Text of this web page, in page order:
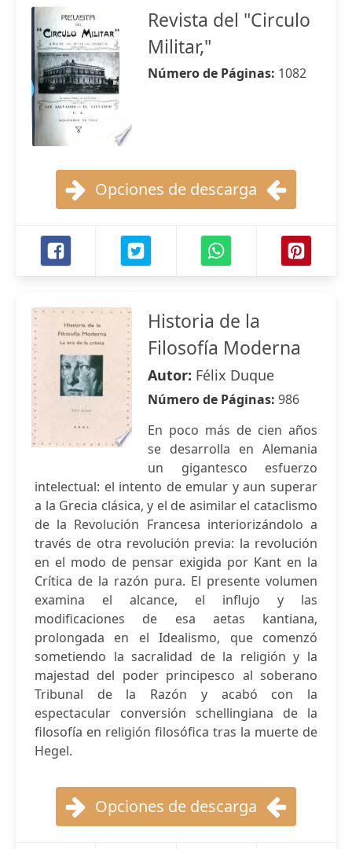
Revista del "Circulo
Militar,"
Número de Páginas: 1082
Opciones de descarga
Historia de la
Filosofía Moderna
Autor: Félix Duque
Número de Páginas: 986
En poco más de cien años
se desarrolla en Alemania
un gigantesco esfuerzo
intelectual: el intento de emular y aun superar
a la Grecia clásica, y el de asimilar el cataclismo
de la Revolución Francesa interiorizándolo a
través de otra revolución previa: la revolución
en el modo de pensar exigida por Kant en la
Crítica de la razón pura. El presente volumen
examina el alcance, el influjo y las
modificaciones de esa aetas kantiana,
prolongada en el Idealismo, que comenzó
sometiendo la sacralidad de la religión y la
majestad del poder principesco al soberano
Tribunal de la Razón y acabó con la
espectacular conversión schellingiana de la
filosofía en religión filosófica tras la muerte de
Hegel.
Opciones de descarga